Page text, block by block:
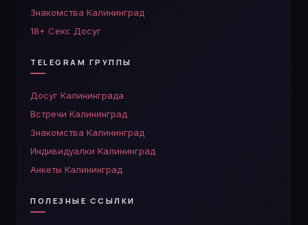
Знакомства Калининград
18+ Секс Досуг
TELEGRAM ГРУППЫ
Досуг Калининграда
Встречи Калининград
Знакомства Калининград
Индивидуалки Калининград
Анкеты Калининград
ПОЛЕЗНЫЕ ССЫЛКИ